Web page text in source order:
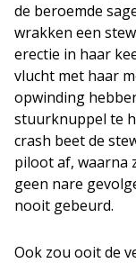
de beroemde
wrakken een
erectie in haar
vlucht met haar
opwinding
stuurknuppel te
crash beet de
piloot af, waarna
geen nare
nooit gebeurd.
Ook zou ooit de